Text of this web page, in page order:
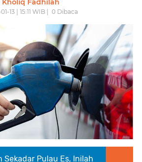
Kholiq Fadhilah
13 | 15:11 WIB | 0Dibaca
Sekadar Pulau Es, Inilah